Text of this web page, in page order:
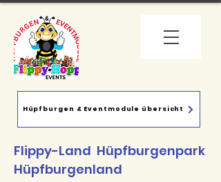
Hüpfburgen & Eventmodule übersicht
Flippy-Land Hüpfburgenpark
Hüpfburgenland